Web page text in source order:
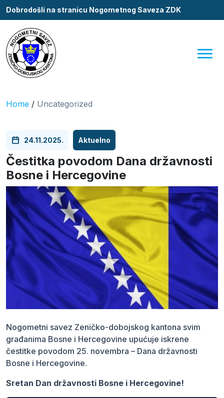
Dobrodošli na stranicu Nogometnog Saveza ZDK
Home / Uncategorized
24.11.2025. Aktuelno
Čestitka povodom Dana državnosti
Bosne i Hercegovine
Nogometni savez Zeničko-dobojskog kantona svim
građanima Bosne i Hercegovine upućuje iskrene
čestitke povodom 25. novembra – Dana državnosti
Bosne i Hercegovine.
Sretan Dan državnosti Bosne i Hercegovine!